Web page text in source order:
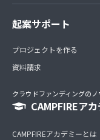
起案サポート
プロジェクトを作る
資料請求
クラウドファンディングの
CAMPFIREア
CAMPFIREアカデミーとは